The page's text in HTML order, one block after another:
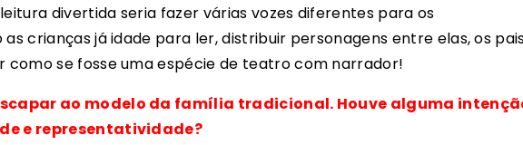
divertida seria fazer várias vozes diferentes para os
as crianças já idade para ler, distribuir personagens entre elas, os
como se fosse uma espécie de teatro com narrador!
ao modelo da família tradicional. Houve alguma
e representatividade?